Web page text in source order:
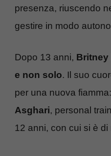
presenza, riuscendo
gestire in modo
Dopo 13 anni, Britney
e non solo. Il suo
per una nuova
Asghari, personal
12 anni, con cui si è